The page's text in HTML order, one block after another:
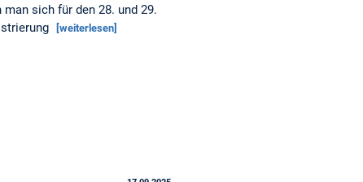
sich für den 28. und 29.
[weiterlesen]